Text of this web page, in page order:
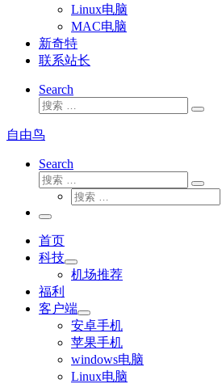
Linux电脑
MAC电脑
新奇特
联系站长
Search
搜
搜
自由鸟
Search
搜
搜
索
搜
主
菜
单
首页
科技
机场推荐
福利
客户端
安卓手机
苹果手机
windows电脑
Linux电脑